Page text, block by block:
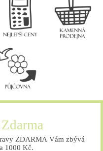
ZDARMA Vám zbývá
1000 Kč.